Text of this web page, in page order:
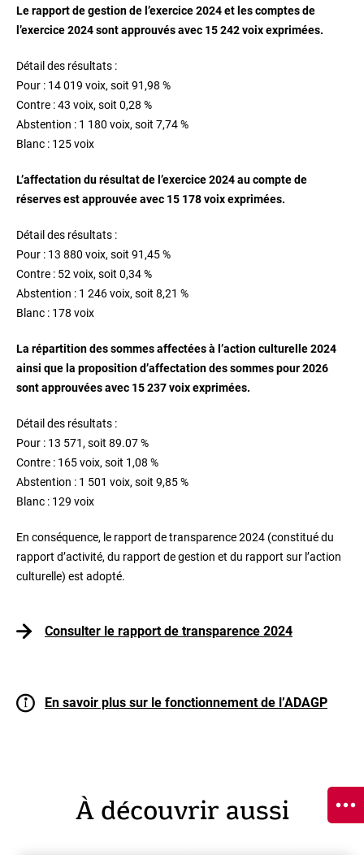
Le rapport de gestion de l’exercice 2024 et les comptes de
l’exercice 2024 sont approuvés avec 15 242 voix exprimées.
Détail des résultats :
Pour : 14 019 voix, soit 91,98 %
Contre : 43 voix, soit 0,28 %
Abstention : 1 180 voix, soit 7,74 %
Blanc : 125 voix
L’affectation du résultat de l’exercice 2024 au compte de
réserves est approuvée avec 15 178 voix exprimées.
Détail des résultats :
Pour : 13 880 voix, soit 91,45 %
Contre : 52 voix, soit 0,34 %
Abstention : 1 246 voix, soit 8,21 %
Blanc : 178 voix
La répartition des sommes affectées à l’action culturelle 2024
ainsi que la proposition d’affectation des sommes pour 2026
sont approuvées avec 15 237 voix exprimées.
Détail des résultats :
Pour : 13 571, soit 89.07 %
Contre : 165 voix, soit 1,08 %
Abstention : 1 501 voix, soit 9,85 %
Blanc : 129 voix
En conséquence, le rapport de transparence 2024 (constitué du
rapport d’activité, du rapport de gestion et du rapport sur l’action
culturelle) est adopté.
Consulter le rapport de transparence 2024
En savoir plus sur le fonctionnement de l’ADAGP
À découvrir aussi